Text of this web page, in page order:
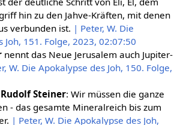
hin zu den Jahve-Kräften, mit denen
verbunden ist. | Peter, W. Die
Joh, 151. Folge, 2023, 02:07:50
nennt das Neue Jerusalem auch Jupiter-
W. Die Apokalypse des Joh, 150. Folge,
Rudolf Steiner: Wir müssen die ganze
- das gesamte Mineralreich bis zum
| Peter, W. Die Apokalypse des Joh,